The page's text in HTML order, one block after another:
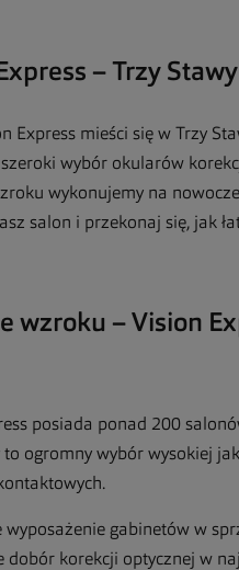
– Trzy
Express mieści się w Trzy
wybór okularów
wykonujemy na
salon i przekonaj się, jak
wzroku – Vision
posiada ponad 200
to ogromny wybór wysokiej
wyposażenie gabinetów w
dobór korekcji optycznej w